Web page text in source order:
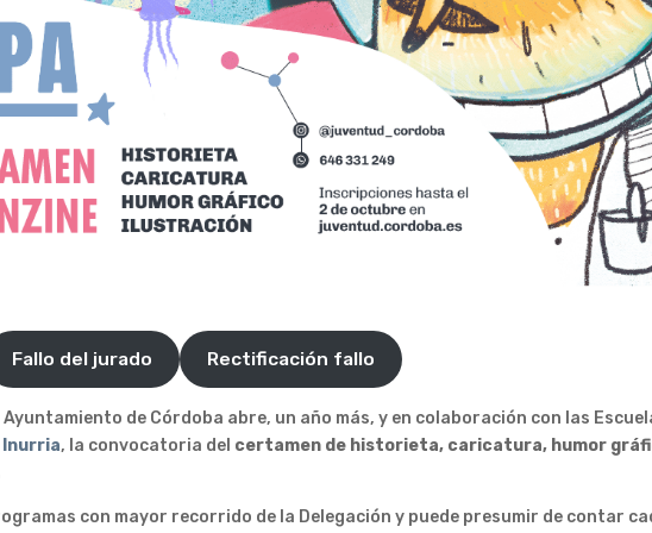
Fallo del jurado Rectificación fallo
de Córdoba abre, un año más, y en colaboración con las
Inurria, la convocatoria del certamen de historieta, caricatura, humor
con mayor recorrido de la Delegación y puede presumir de contar